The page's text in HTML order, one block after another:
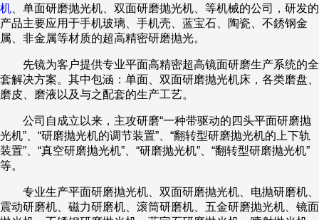
机 、单面研磨抛光机、双面研磨抛光机、等机械的公司，研发的
产品主要应用于手机玻璃、手机壳、蓝宝石、陶瓷、不銹钢金
属、非金属等材质的超高精密研磨抛光。
先镜为客户提供专业平面高精密超高镜面研磨生产系统的全
套解决方案。其中包涵：单面、双面研磨抛光机床，各类磨盘、
磨皮、磨液以及与之配套的生产工艺。
公司自成立以来，主攻研磨“一种带驱动的四头平面研磨抛
光机”、“研磨抛光机的调节装置”、“翻转型研磨抛光机的上下轨
装置”、“真空研磨抛光机”、“研磨抛光机”、“翻转型研磨抛光机”
等。
专业生产平面研磨抛光机、双面研磨抛光机、电抛研磨机、
震动研磨机、磁力研磨机、滚筒研磨机、五金研磨抛光机、镜面